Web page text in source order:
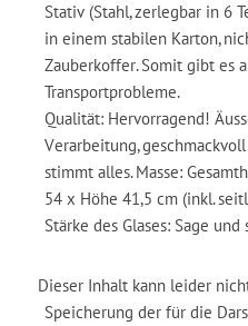
Stativ (Stahl, zerlegbar in 6
in einem stabilen Karton,
Zauberkoffer. Somit gibt es
Transportprobleme.
Qualität: Hervorragend!
Verarbeitung,
stimmt alles. Masse:
54 x Höhe 41,5 cm (inkl.
Stärke des Glases: Sage
Dieser Inhalt kann leider
Speicherung der für die